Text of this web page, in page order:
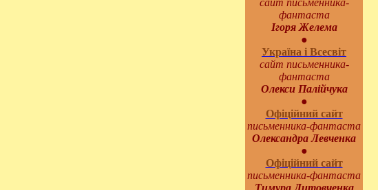
сайт письменника-
фантаста
Ігоря Желема
●
Україна і Всесвіт
сайт письменника-
фантаста
Олекси Палійчука
●
Офіційний сайт
письменника-фантаста
Олександра Левченка
●
Офіційний сайт
письменника-фантаста
Тимура Литовченка